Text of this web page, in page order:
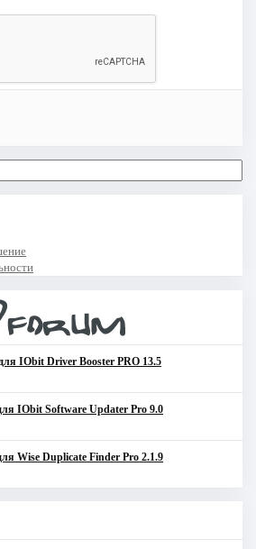
IObit Driver Booster PRO 13.5
IObit Software Updater Pro 9.0
Wise Duplicate Finder Pro 2.1.9